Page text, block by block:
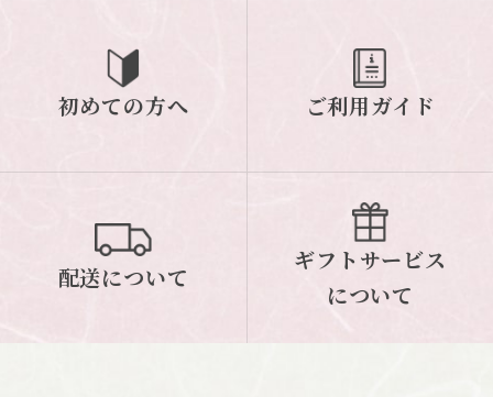
初めての方へ ご利用ガイド
配送について
ギフトサービス
について